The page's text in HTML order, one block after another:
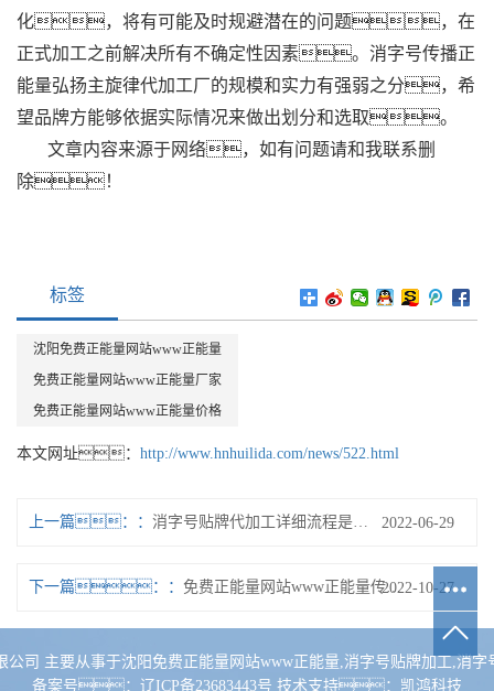
化，将有可能及时规避潜在的问题，在
正式加工之前解决所有不确定性因素。消字号传播正
能量弘扬主旋律代加工厂的规模和实力有强弱之分，希
望品牌方能够依据实际情况来做出划分和选取。
文章内容来源于网络，如有问题请和我联系删
除！
标签
沈阳免费正能量网站www正能量
免费正能量网站www正能量厂家
免费正能量网站www正能量价格
本文网址： http://www.hnhuilida.com/news/522.html
上一篇： 消字号贴牌代加工详细流程是什么？ 2022-06-29
下一篇： 免费正能量网站www正能量传播正能量弘扬主旋律的过程中需要注意哪些事项
2022-10-27
公司 主要从事于沈阳免费正能量网站www正能量,消字号贴牌加工,消字
备案号： 辽ICP备23683443号 技术支持： 凯鸿科技